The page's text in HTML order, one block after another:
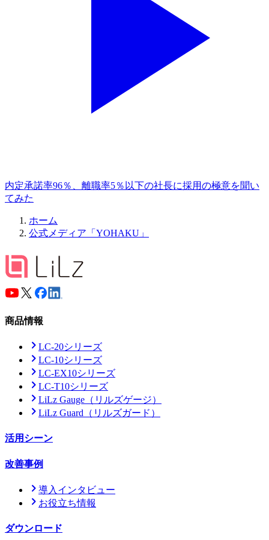
内定承諾率96％、離職率5％以下の社長に採用の極意を聞い
てみた
ホーム
公式メディア「YOHAKU」
商品情報
LC-20シリーズ
LC-10シリーズ
LC-EX10シリーズ
LC-T10シリーズ
LiLz Gauge （リルズゲージ）
LiLz Guard （リルズガード）
活用シーン
改善事例
導入インタビュー
お役立ち情報
ダウンロード